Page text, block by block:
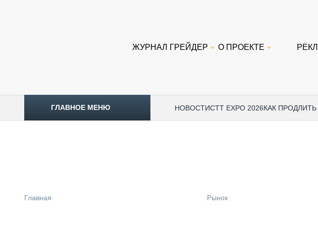
ЖУРНАЛ ГРЕЙДЕР О ПРОЕКТЕ
ГЛАВНОЕ МЕНЮ НОВОСТИCTT EXPO 2026КАК
Главная Рынок